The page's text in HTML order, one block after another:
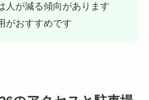
人が減る傾向があります
がおすすめです